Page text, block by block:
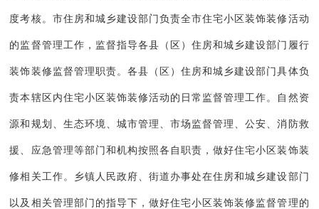
度考核。市住房和城乡建设部门负责全市住宅小区装饰装修活动
的监督管理工作，监督指导各县（区）住房和城乡建设部门履行
装饰装修监督管理职责。各县（区）住房和城乡建设部门具体负
责本辖区内住宅小区装饰装修活动的日常监督管理工作。自然资
源和规划、生态环境、城市管理、市场监督管理、公安、消防救
援、应急管理等部门和机构按照各自职责，做好住宅小区装饰装
修相关工作。乡镇人民政府、街道办事处在住房和城乡建设部门
以及相关管理部门的指导下，做好住宅小区装饰装修监督管理的